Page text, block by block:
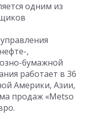
одним из
,
бумажной
работает в 36
Америки, Азии,
продаж «Metso